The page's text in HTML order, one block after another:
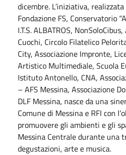
dicembre. L’iniziativa,
Fondazione FS, Conservatorio
I.T.S. ALBATROS,
Cuochi, Circolo Filatelico
City, Associazione Impronte,
Artistico Multimediale, Scuola
Istituto Antonello, CNA,
– AFS Messina, Associazione
DLF Messina, nasce da una
Comune di Messina e RFI con
promuovere gli ambienti e gli
Messina Centrale durante una
degustazioni, arte e musica.